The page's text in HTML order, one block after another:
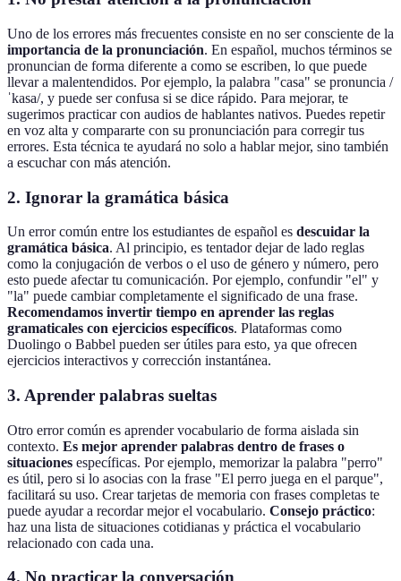
Uno de los errores más frecuentes consiste en no ser consciente de la
importancia de la pronunciación. En español, muchos términos se
pronuncian de forma diferente a como se escriben, lo que puede
llevar a malentendidos. Por ejemplo, la palabra "casa" se pronuncia /
ˈkasa/, y puede ser confusa si se dice rápido. Para mejorar, te
sugerimos practicar con audios de hablantes nativos. Puedes repetir
en voz alta y compararte con su pronunciación para corregir tus
errores. Esta técnica te ayudará no solo a hablar mejor, sino también
a escuchar con más atención.
2. Ignorar la gramática básica
Un error común entre los estudiantes de español es descuidar la
gramática básica. Al principio, es tentador dejar de lado reglas
como la conjugación de verbos o el uso de género y número, pero
esto puede afectar tu comunicación. Por ejemplo, confundir "el" y
"la" puede cambiar completamente el significado de una frase.
Recomendamos invertir tiempo en aprender las reglas
gramaticales con ejercicios específicos. Plataformas como
Duolingo o Babbel pueden ser útiles para esto, ya que ofrecen
ejercicios interactivos y corrección instantánea.
3. Aprender palabras sueltas
Otro error común es aprender vocabulario de forma aislada sin
contexto. Es mejor aprender palabras dentro de frases o
situaciones específicas. Por ejemplo, memorizar la palabra "perro"
es útil, pero si lo asocias con la frase "El perro juega en el parque",
facilitará su uso. Crear tarjetas de memoria con frases completas te
puede ayudar a recordar mejor el vocabulario. Consejo práctico:
haz una lista de situaciones cotidianas y práctica el vocabulario
relacionado con cada una.